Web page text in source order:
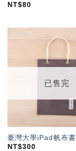
NT$80
已售完
臺灣大學iPad帆布
NT$300